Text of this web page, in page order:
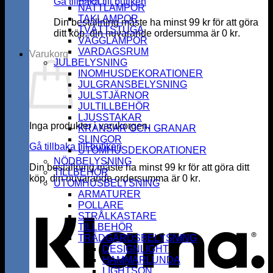
Din beställning måste ha minst99 kr för att göra
ditt köp, din nuvarande ordersumma är 0 kr.
Varukorg
Inga produkter i varukorgen.
Gå tillbaka till butiken
Din beställning måste ha minst99 kr för att göra ditt
köp, din nuvarande ordersumma är 0 kr.
NATTLAMPOR
TAKLAMPOR
TVÄTTSTUGA
VÄGGLAMPOR
VARDAGSRUM
JULBELYSNING
INOMHUSDEKORATIONER
JULGRANSBELYSNING
JULSTJÄRNOR
JULTILLBEHÖR
LJUSSTAKAR
KRANSAR OCH GRANAR
SLINGOR
UTOMHUSDEKORATIONER
NÖDBELYSNING
TILLBEHÖR
UTOMHUSBELYSNING
ARMATURER
POLLARE
STRÅLKASTARE
TILLBEHÖR
TRÄDGÅRDSBELYSNING
DESIGNLIGHT
HAMMARLUNDA
LIGHTSON